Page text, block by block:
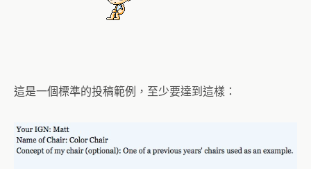
這是一個標準的投稿範例，至少要達到這樣：